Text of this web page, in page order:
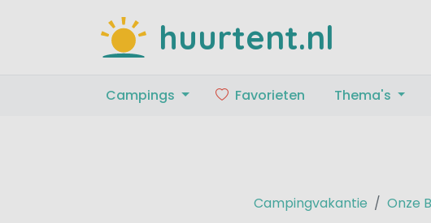
huurtent.nl
Campings Favorieten Thema's
Campingvakantie Onze